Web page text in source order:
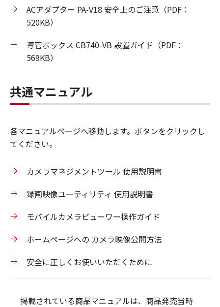
ACアダプター PA-V18 安全上のご注意（PDF：
520KB）
導管ボックス CB740-VB 設置ガイド（PDF：
569KB）
共通マニュアル
各マニュアルページへ移動します。ボタンをクリックし
てください。
カメラマネジメントツール 使用説明書
録画映像ユーティリティ 使用説明書
モバイルカメラビューワー操作ガイド
ホームページへの カメラ映像公開方法
安全に正しくお使いいただくために
掲載されている商品マニュアルは、商品発売当時